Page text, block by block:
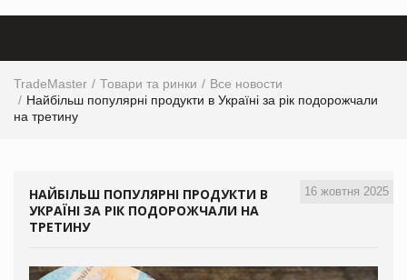
TradeMaster Товари та ринки
Все новости
Найбільш популярні продукти в Україні за рік подорожчали
на третину
16 жовтня 2025
НАЙБІЛЬШ ПОПУЛЯРНІ ПРОДУКТИ В
УКРАЇНІ ЗА РІК ПОДОРОЖЧАЛИ НА
ТРЕТИНУ